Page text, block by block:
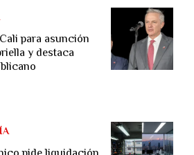
para asunción
y destaca